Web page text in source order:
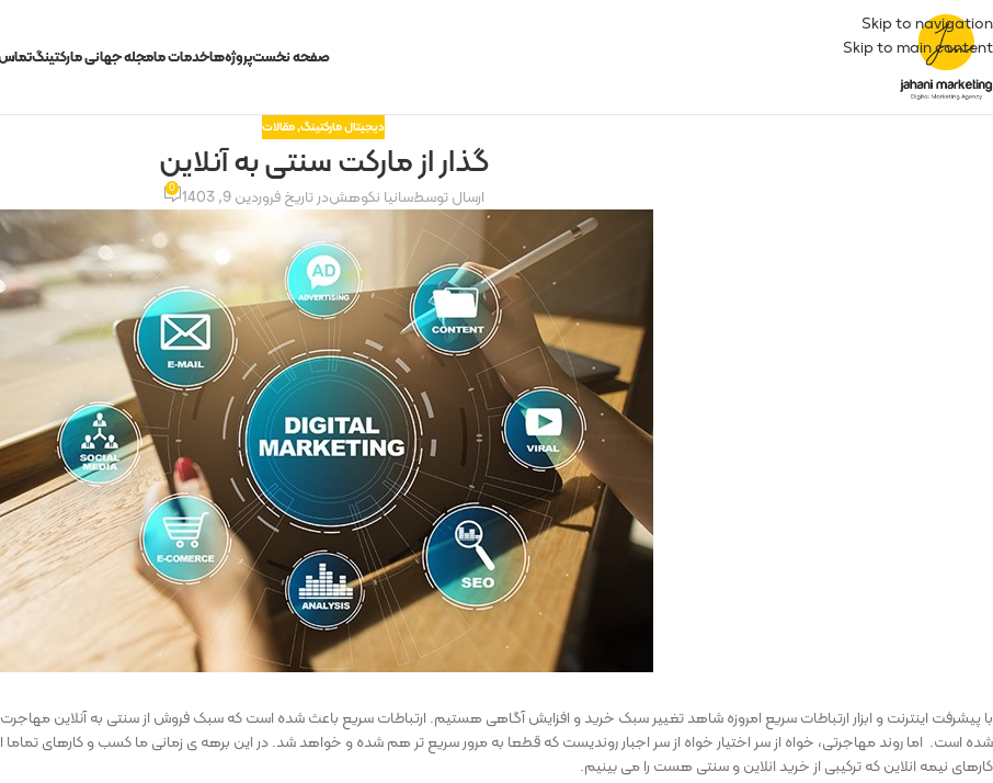
Skip to navigation
Skip to main content
صفحه نخستپروژه‌هاخدمات مامجله جهانی مارکتینگتماس
دیجیتال مارکتینگ,مقالات
گذار از مارکت سنتی به آنلاین
ارسال توسطسانیا نکوهشدر تاریخ فروردین 9, 1403 0
با پیشرفت اینترنت و ابزار ارتباطات سریع امروزه شاهد تغییر سبک خرید و افزایش آگاهی هستیم. ارتباطات سریع باعث شده است که سبک فروش از سنتی به آنلاین
شده است. اما روند مهاجرتی، خواه از سر اختیار خواه از سر اجبار روندیست که قطعا به مرور سریع تر هم شده و خواهد شد. در این برهه ی زمانی ما کسب و کارهای تماما
کارهای نیمه انلاین که ترکیبی از خرید انلاین و سنتی هست را می بینیم.